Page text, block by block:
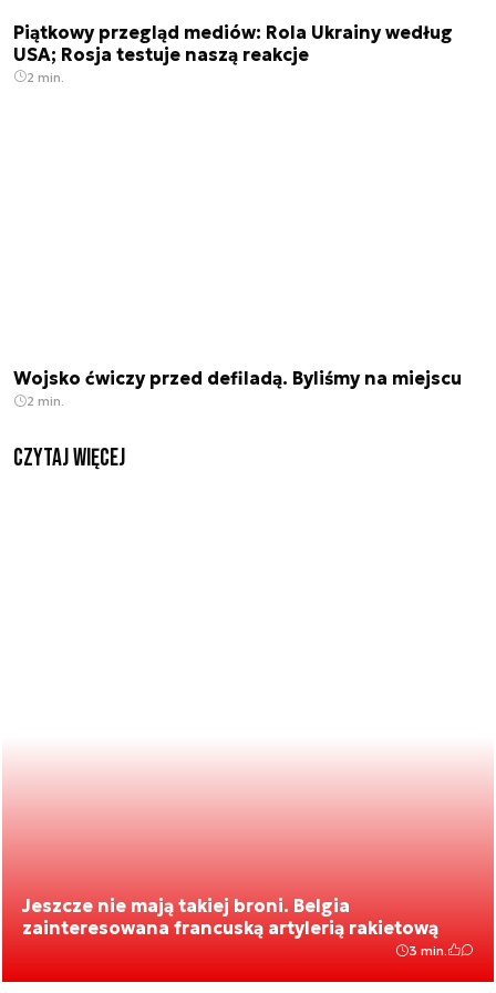
Piątkowy przegląd mediów: Rola Ukrainy według
USA; Rosja testuje naszą reakcje
2 min.
Wojsko ćwiczy przed defiladą. Byliśmy na miejscu
2 min.
czytaj więcej
Jeszcze nie mają takiej broni. Belgia
zainteresowana francuską artylerią rakietową
3 min.